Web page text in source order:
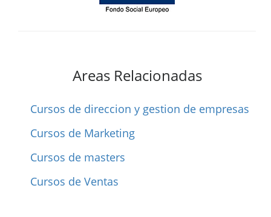
Areas Relacionadas
Cursos de direccion y gestion de empresas
Cursos de Marketing
Cursos de masters
Cursos de Ventas